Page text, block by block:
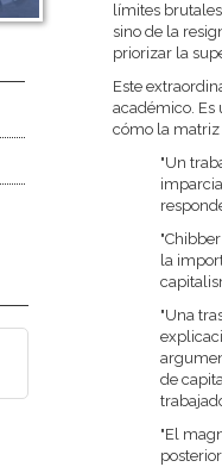
límites
sino de la
priorizar la
Este
académico. Es
cómo la matriz
"Un
la
"Una
de
"El